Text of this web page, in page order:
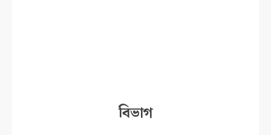
বিভাগ